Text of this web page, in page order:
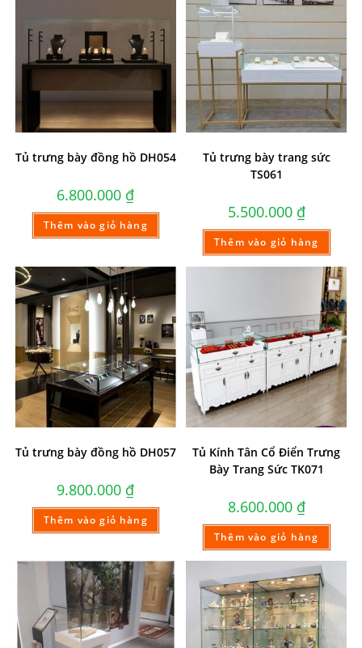
Tủ trưng bày đồng hồ DH054
6.800.000 ₫
Thêm vào giỏ hàng
Tủ trưng bày trang sức
TS061
5.500.000 ₫
Thêm vào giỏ hàng
Tủ trưng bày đồng hồ DH057
9.800.000 ₫
Thêm vào giỏ hàng
Tủ Kính Tân Cổ Điển Trưng
Bày Trang Sức TK071
8.600.000 ₫
Thêm vào giỏ hàng